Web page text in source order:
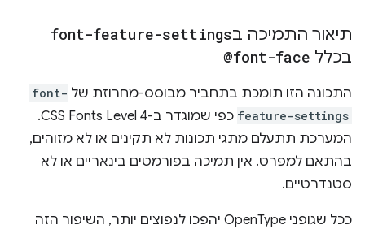
תיאור התמיכה בfont-feature-settings
בכלל @font-face
התכונה הזו תומכת בתחביר מבוסס-מחרוזת של font-
feature-settings
כפי שמוגדר ב-CSS Fonts Level 4.
המערכת תתעלם מתגי תכונות לא תקינים או לא מזוהים,
בהתאם למפרט. אין תמיכה בפורמטים בינאריים או לא
סטנדרטיים.
ככל שגופני OpenType יהפכו לנפוצים יותר, השיפור הזה